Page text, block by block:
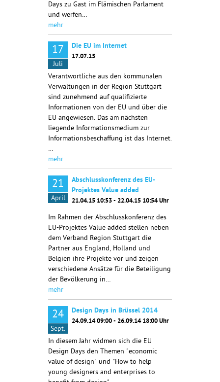
Days zu Gast im Flämischen Parlament
und werfen…
mehr
17
Juli
Die EU im Internet
17.07.15
Verantwortliche aus den kommunalen
Verwaltungen in der Region Stuttgart
sind zunehmend auf qualifizierte
Informationen von der EU und über die
EU angewiesen. Das am nächsten
liegende Informationsmedium zur
Informationsbeschaffung ist das Internet.
…
mehr
21
April
Abschlusskonferenz des EU-
Projektes Value added
21.04.15 10:53 - 22.04.15 10:54 Uhr
Im Rahmen der Abschlusskonferenz des
EU-Projektes Value added stellen neben
dem Verband Region Stuttgart die
Partner aus England, Holland und
Belgien ihre Projekte vor und zeigen
verschiedene Ansätze für die Beteiligung
der Bevölkerung in…
mehr
24
Sept.
Design Days in Brüssel 2014
24.09.14 09:00 - 26.09.14 18:00 Uhr
In diesem Jahr widmen sich die EU
Design Days den Themen "economic
value of design" und "How to help
young designers and enterprises to